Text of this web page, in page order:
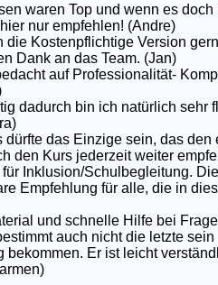
waren Top und wenn es
nur empfehlen! (Andre)
Kostenpflichtige Version
Dank an das Team. (Jan)
auf Professionalität-
dadurch bin ich natürlich sehr
das Einzige sein, das
den Kurs jederzeit weiter
Inklusion/Schulbegleitung.
Empfehlung für alle, die in
und schnelle Hilfe bei
auch nicht die letzte sein
Er ist leicht